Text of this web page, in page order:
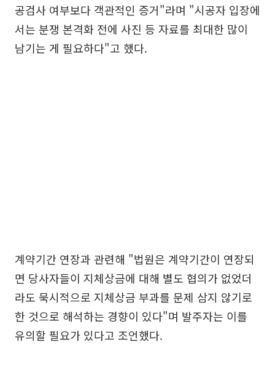
공검사 여부보다 객관적인 증거"라며 "시공자 입장에
서는 분쟁 본격화 전에 사진 등 자료를 최대한 많이
남기는 게 필요하다"고 했다.
계약기간 연장과 관련해 "법원은 계약기간이 연장되
면 당사자들이 지체상금에 대해 별도 협의가 없었더
라도 묵시적으로 지체상금 부과를 문제 삼지 않기로
한 것으로 해석하는 경향이 있다"며 발주자는 이를
유의할 필요가 있다고 조언했다.